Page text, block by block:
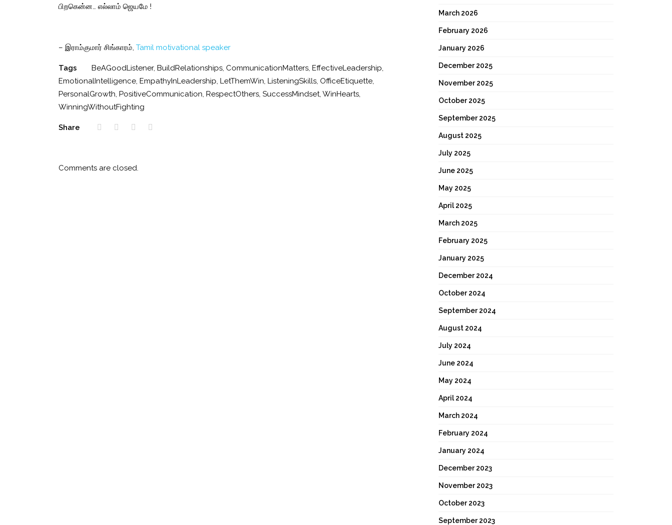
பிறகென்ன… எல்லாம் ஜெயமே !
– இராம்குமார் சிங்காரம், Tamil motivational speaker
Tags BeAGoodListener, BuildRelationships, CommunicationMatters, EffectiveLeadership,
EmotionalIntelligence, EmpathyInLeadership, LetThemWin, ListeningSkills, OfficeEtiquette,
PersonalGrowth, PositiveCommunication, RespectOthers, SuccessMindset, WinHearts,
WinningWithoutFighting
Share
Comments are closed.
March 2026
February 2026
January 2026
December 2025
November 2025
October 2025
September 2025
August 2025
July 2025
June 2025
May 2025
April 2025
March 2025
February 2025
January 2025
December 2024
October 2024
September 2024
August 2024
July 2024
June 2024
May 2024
April 2024
March 2024
February 2024
January 2024
December 2023
November 2023
October 2023
September 2023